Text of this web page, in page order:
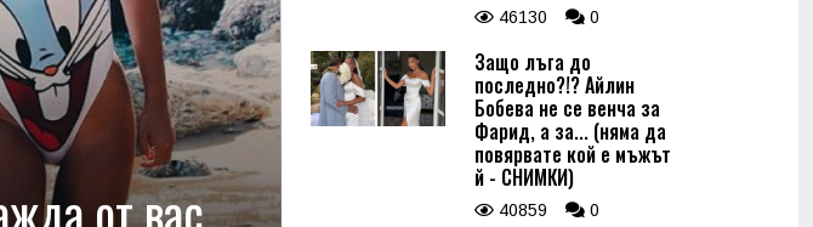
от вас
46130 0
Защо лъга до
последно?!? Айлин
Бобева не се венча за
Фарид, а за... (няма да
повярвате кой е мъжът
й - СНИМКИ)
40859 0